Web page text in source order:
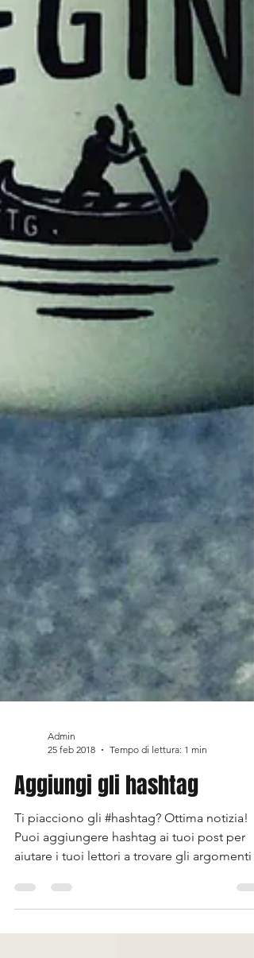
25 feb 2018
Tempo di lettura: 1 min
Aggiungi gli hashtag
Ti piacciono gli #hashtag? Ottima notizia!
Puoi aggiungere hashtag ai tuoi post per
aiutare i tuoi lettori a trovare gli argomenti a
cui...